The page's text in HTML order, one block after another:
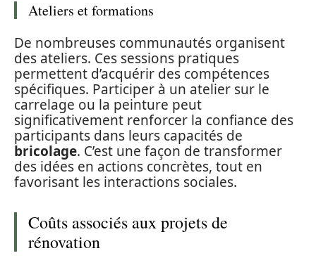
Ateliers et formations
De nombreuses communautés organisent
des ateliers. Ces sessions pratiques
permettent d’acquérir des compétences
spécifiques. Participer à un atelier sur le
carrelage ou la peinture peut
significativement renforcer la confiance des
participants dans leurs capacités de
bricolage. C’est une façon de transformer
des idées en actions concrètes, tout en
favorisant les interactions sociales.
Coûts associés aux projets de
rénovation